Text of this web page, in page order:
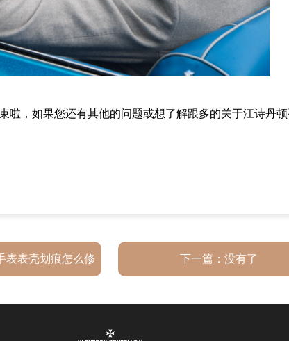
啦，如果您还有其他的问题或想了解跟多的关于江诗丹
表表壳划痕怎么修 下一篇：没有了